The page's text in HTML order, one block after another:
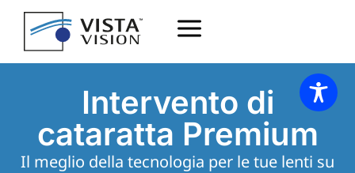
Intervento di
cataratta Premium
Il meglio della tecnologia per le tue lenti su